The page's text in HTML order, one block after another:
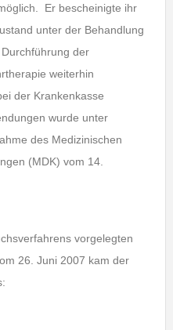
Er bescheinigte ihr
unter der Behandlung
der
weiterhin
der Krankenkasse
wurde unter
des Medizinischen
(MDK) vom 14.
vorgelegten
26. Juni 2007 kam der